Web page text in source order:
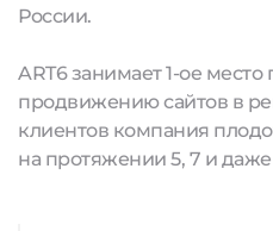
России.
ART6 занимает 1-ое
продвижению сайтов в
клиентов компания
на протяжении 5, 7 и даже